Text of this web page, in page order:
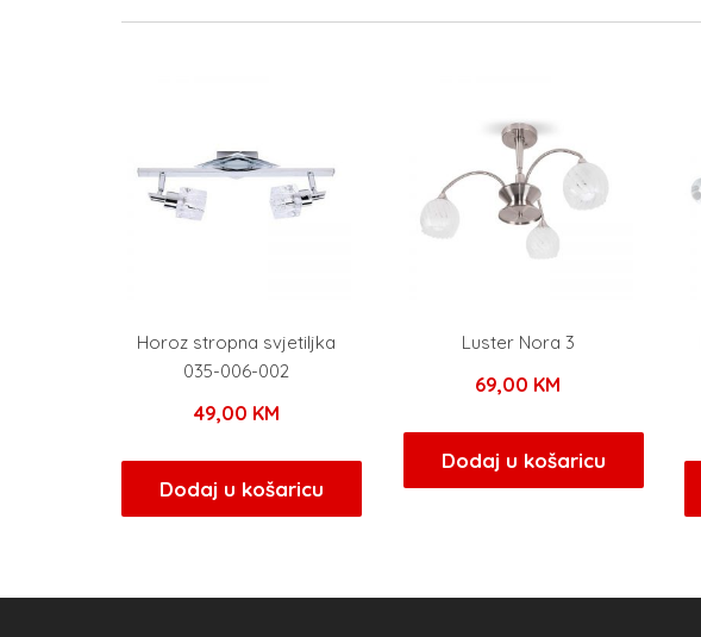
Horoz stropna svjetiljka
035-006-002
49,00 KM
Dodaj u košaricu
Luster Nora 3
69,00 KM
Dodaj u košaricu